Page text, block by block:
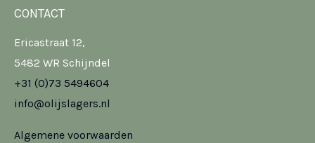
CONTACT
Ericastraat 12,
5482 WR Schijndel
+31 (0)73 5494604
info@olijslagers.nl
Algemene voorwaarden